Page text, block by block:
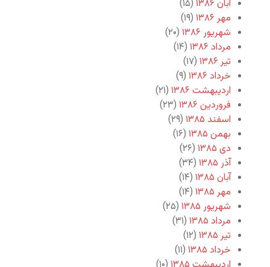
آبان ۱۳۸۶
(۱۵)
مهر ۱۳۸۶
(۱۹)
شهریور ۱۳۸۶
(۲۰)
مرداد ۱۳۸۶
(۱۴)
تیر ۱۳۸۶
(۱۷)
خرداد ۱۳۸۶
(۹)
اردیبهشت ۱۳۸۶
(۲۱)
فروردین ۱۳۸۶
(۲۳)
اسفند ۱۳۸۵
(۲۹)
بهمن ۱۳۸۵
(۱۶)
دی ۱۳۸۵
(۲۶)
آذر ۱۳۸۵
(۳۴)
آبان ۱۳۸۵
(۱۴)
مهر ۱۳۸۵
(۱۴)
شهریور ۱۳۸۵
(۲۵)
مرداد ۱۳۸۵
(۳۱)
تیر ۱۳۸۵
(۱۲)
خرداد ۱۳۸۵
(۱۱)